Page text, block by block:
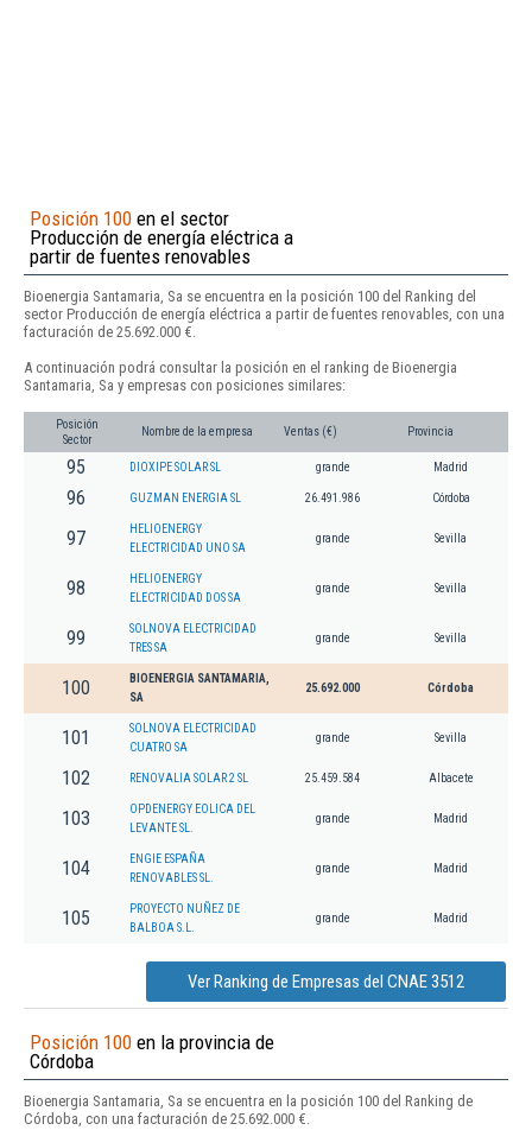
Posición 100 en el sector
Producción de energía eléctrica a
partir de fuentes renovables
Bioenergia Santamaria, Sa se encuentra en la posición 100 del Ranking del
sector Producción de energía eléctrica a partir de fuentes renovables, con una
facturación de 25.692.000 €.
A continuación podrá consultar la posición en el ranking de Bioenergia
Santamaria, Sa y empresas con posiciones similares:
Posición
Sector
Nombre de la empresa Ventas (€) Provincia
95 DIOXIPE SOLAR SL grande Madrid
96 GUZMAN ENERGIA SL 26.491.986 Córdoba
97
HELIOENERGY
ELECTRICIDAD UNO SA
grande Sevilla
98
HELIOENERGY
ELECTRICIDAD DOS SA
grande Sevilla
99
SOLNOVA ELECTRICIDAD
TRES SA
grande Sevilla
100
BIOENERGIA SANTAMARIA,
SA
25.692.000 Córdoba
101
SOLNOVA ELECTRICIDAD
CUATRO SA
grande Sevilla
102 RENOVALIA SOLAR 2 SL 25.459.584 Albacete
103
OPDENERGY EOLICA DEL
LEVANTE SL.
grande Madrid
104
ENGIE ESPAÑA
RENOVABLES SL.
grande Madrid
105
PROYECTO NUÑEZ DE
BALBOA S.L.
grande Madrid
Ver Ranking de Empresas del CNAE 3512
Posición 100 en la provincia de
Córdoba
Bioenergia Santamaria, Sa se encuentra en la posición 100 del Ranking de
Córdoba, con una facturación de 25.692.000 €.